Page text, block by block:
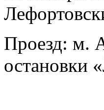
Проезд: м.
остановки